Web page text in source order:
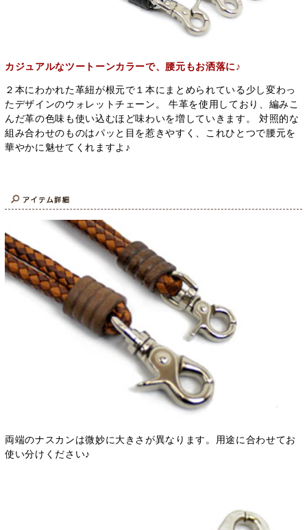
カジュアルなツートーンカラーで、腰元もお洒落に♪
２本にわかれた革紐が根元で１本にまとめられている少し変わっ
たデザインのウォレットチェーン。 牛革を使用しており、編みこ
んだ革の色味も使い込むほど味わいを増していきます。 対照的な
組み合わせのものはパッと目を惹きやすく、これひとつで腰元を
華やかに魅せてくれますよ♪
両端のナスカンは微妙に大きさが異なります。用途に合わせてお
使い分けください♪